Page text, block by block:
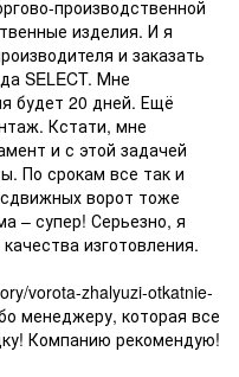
производственной
изделия. И я
и заказать
SELECT. Мне
будет 20 дней. Ещё
Кстати, мне
и с этой задачей
По срокам все так и
ворот тоже
– супер! Серьезно, я
изготовления.
vorota-zhalyuzi-otkatnie-
менеджеру, которая все
Компанию рекомендую!